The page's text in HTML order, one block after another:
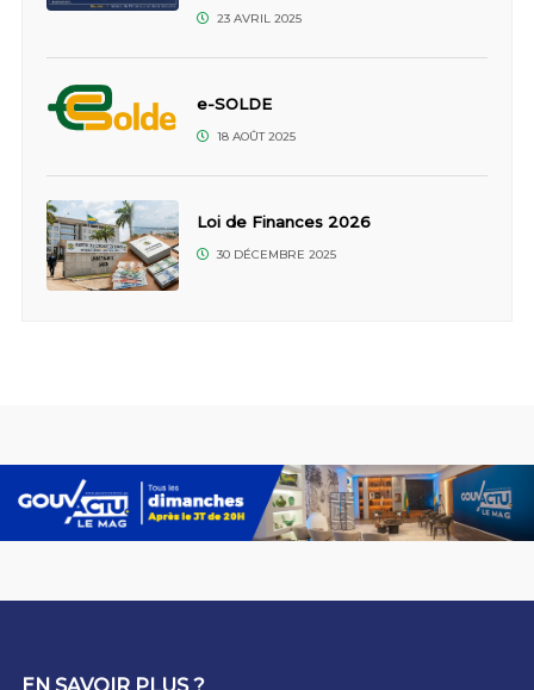
23 AVRIL 2025
e-SOLDE
18 AOÛT 2025
Loi de Finances 2026
30 DÉCEMBRE 2025